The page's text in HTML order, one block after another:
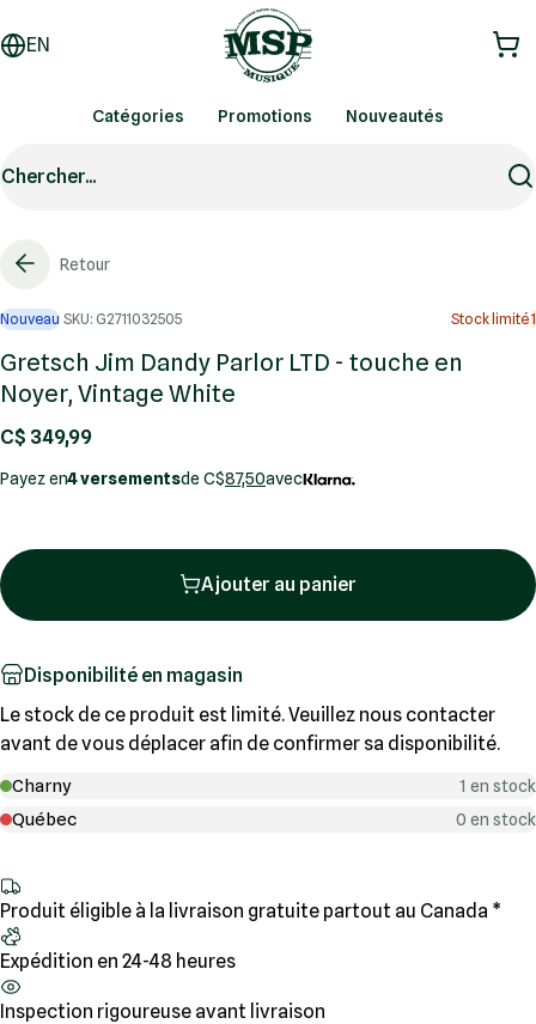
EN
Catégories Promotions Nouveautés
Chercher...
Retour
Nouveau SKU: G2711032505 Stock limité1
Gretsch Jim Dandy Parlor LTD - touche en
Noyer, Vintage White
C$ 349,99
Payez en4 versementsde C$87,50avec
Ajouter au panier
Disponibilité en magasin
Le stock de ce produit est limité. Veuillez nous contacter
avant de vous déplacer afin de confirmer sa disponibilité.
Charny 1 en stock
Québec 0 en stock
Produit éligible à la livraison gratuite partout au Canada *
Expédition en 24-48 heures
Inspection rigoureuse avant livraison